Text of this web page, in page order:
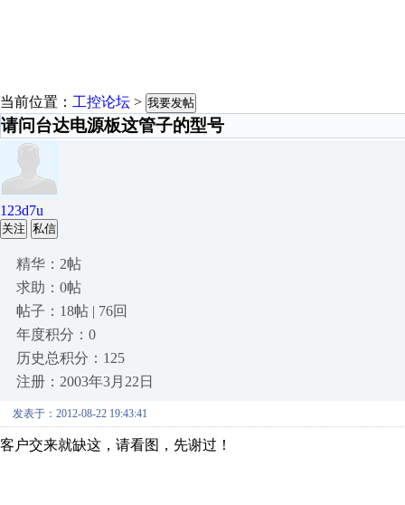
当前位置： 工控论坛 > 我要发帖
请问台达电源板这管子的型号
123d7u
关注 私信
精华：2帖
求助：0帖
帖子：18帖 | 76回
年度积分：0
历史总积分：125
注册：2003年3月22日
发表于：2012-08-22 19:43:41
客户交来就缺这，请看图，先谢过！